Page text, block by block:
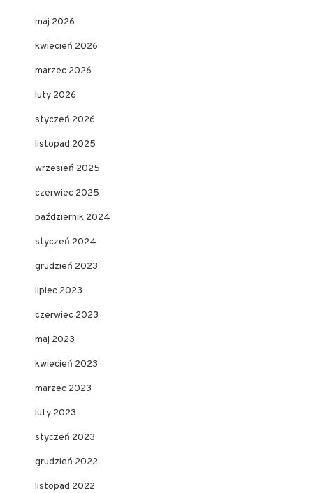
maj 2026
kwiecień 2026
marzec 2026
luty 2026
styczeń 2026
listopad 2025
wrzesień 2025
czerwiec 2025
październik 2024
styczeń 2024
grudzień 2023
lipiec 2023
czerwiec 2023
maj 2023
kwiecień 2023
marzec 2023
luty 2023
styczeń 2023
grudzień 2022
listopad 2022